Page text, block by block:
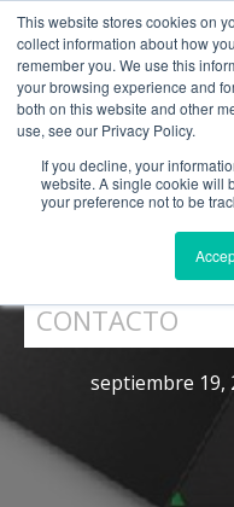
This website stores cookies on
collect information about how
remember you. We use this
your browsing experience and
both on this website and other
use, see our Privacy Policy.
If you decline, your
website. A single cookie will
your preference not to be
CATÁLOGO
SOPORTE
PORTAL
CONTACTO
POLY
REUNIÓN
septiembre 19,